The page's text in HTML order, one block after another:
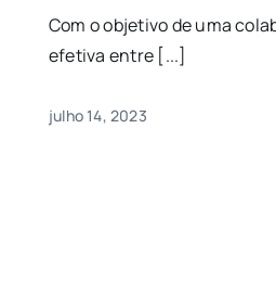
Com o objetivo de uma
efetiva entre [...]
julho 14, 2023